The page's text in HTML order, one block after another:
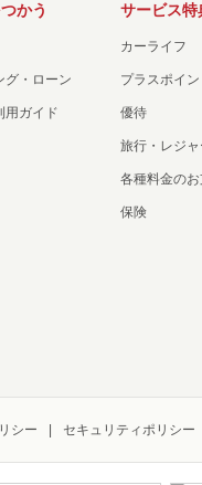
かう
グ・ローン
用ガイド
サービス特
カーライフ
プラスポイン
優待
旅行・レジャ
各種料金の
保険
シー セキュリティポリシー